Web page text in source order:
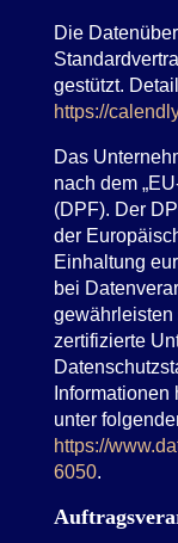
Die
gestützt.
https://
Das
nach dem
(DPF). Der
der
Einhaltung
bei
gewährleisten
zertifizierte
unter
https://
6050.